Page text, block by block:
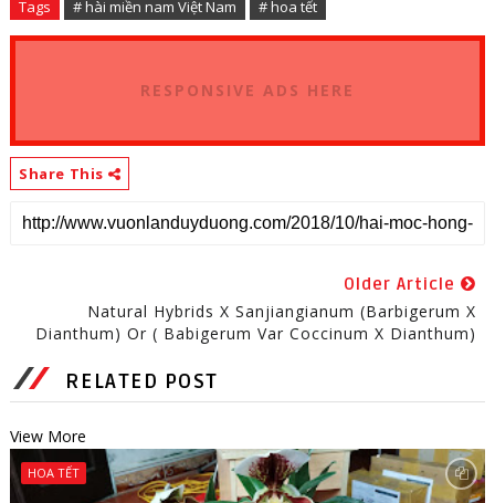
Tags # hài miền nam Việt Nam # hoa tết
RESPONSIVE ADS HERE
Share This
Older Article
Natural Hybrids X Sanjiangianum (barbigerum X
Dianthum) Or ( Babigerum Var Coccinum X Dianthum)
RELATED POST
View More
HOA TẾT